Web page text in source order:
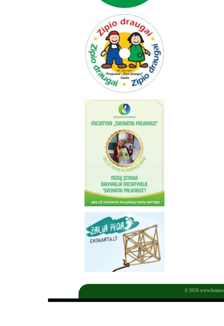
© 2026